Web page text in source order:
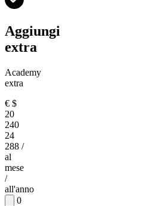
Aggiungi
extra
Academy
extra
€ $
20
240
24
288 /
al
mese
/
all'anno
0